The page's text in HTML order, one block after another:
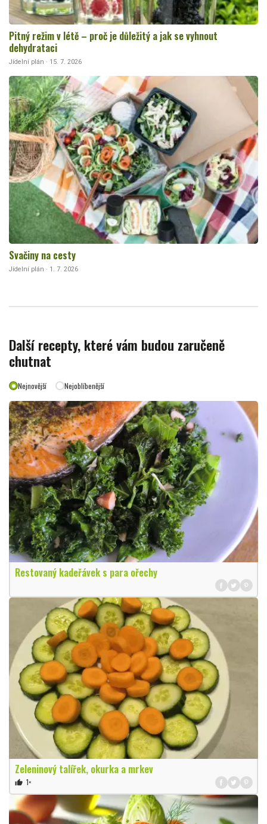
Pitný režim v létě – proč je důležitý a jak se vyhnout
dehydrataci
Jídelní plán · 15. 7. 2026
Svačiny na cesty
Jídelní plán · 1. 7. 2026
Další recepty, které vám budou zaručeně
chutnat
Nejnovější Nejoblíbenější
Restovaný kadeřávek s para ořechy
Zeleninový talířek, okurka a mrkev
thumb_up 1×